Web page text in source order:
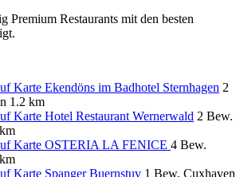
Premium Restaurants mit den besten
Ekendöns im Badhotel Sternhagen 2
1.2 km
Hotel Restaurant Wernerwald 2 Bew.
OSTERIA LA FENICE 4 Bew.
Spanger Buernstuv 1 Bew. Cuxhaven